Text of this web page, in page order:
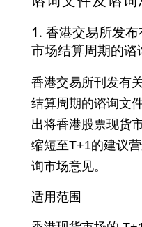
1. 香港交易所发
市场结算周期的谘
香港交易所刊发有
结算周期的谘询文
出将香港股票现货
缩短至T+1的建议
询市场意见。
适用范围